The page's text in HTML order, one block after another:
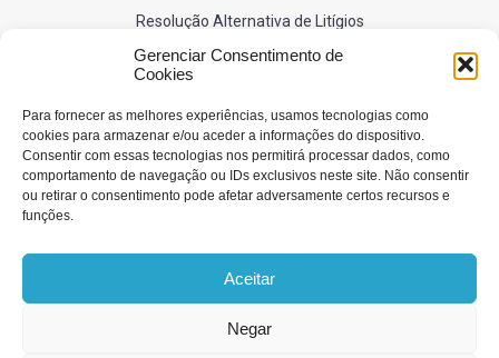
Gerenciar Consentimento de
Cookies
Para fornecer as melhores experiências, usamos tecnologias como
cookies para armazenar e/ou aceder a informações do dispositivo.
Consentir com essas tecnologias nos permitirá processar dados, como
comportamento de navegação ou IDs exclusivos neste site. Não consentir
ou retirar o consentimento pode afetar adversamente certos recursos e
funções.
Aceitar
Negar
Resolução Alternativa de Litígios
Política de Privacidade
SIGA-NOS